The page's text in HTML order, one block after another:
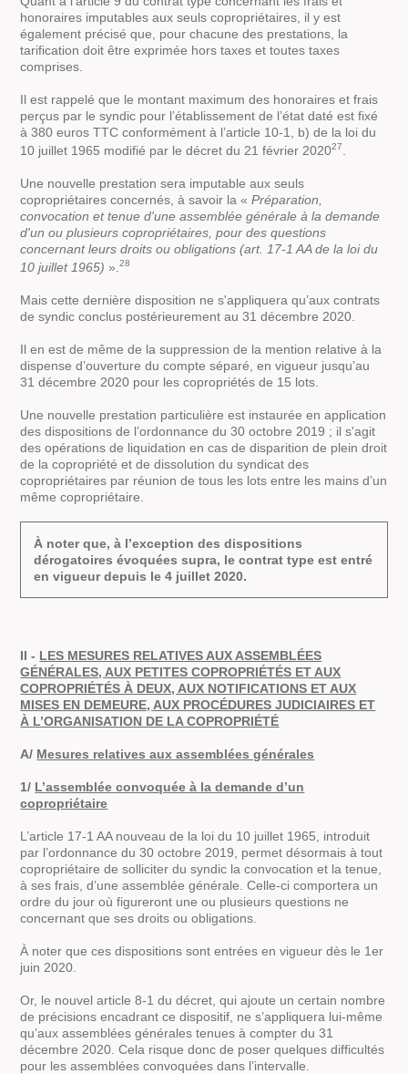
honoraires imputables aux seuls copropriétaires, il y est
également précisé que, pour chacune des prestations, la
tarification doit être exprimée hors taxes et toutes taxes
comprises.
Il est rappelé que le montant maximum des honoraires et frais
perçus par le syndic pour l’établissement de l’état daté est fixé
à 380 euros TTC conformément à l’article 10-1, b) de la loi du
10 juillet 1965 modifié par le décret du 21 février 202027
Une nouvelle prestation sera imputable aux seuls
copropriétaires concernés, à savoir la «Préparation,
convocation et tenue d'une assemblée générale à la demande
d'un ou plusieurs copropriétaires, pour des questions
concernant leurs droits ou obligations (art. 17-1 AA de la loi du
10 juillet 1965) ».28
Mais cette dernière disposition ne s'appliquera qu’aux contrats
de syndic conclus postérieurement au 31 décembre 2020.
Il en est de même de la suppression de la mention relative à la
dispense d’ouverture du compte séparé, en vigueur jusqu’au
31 décembre 2020 pour les copropriétés de 15 lots.
Une nouvelle prestation particulière est instaurée en application
des dispositions de l’ordonnance du 30 octobre 2019 ; il s'agit
des opérations de liquidation en cas de disparition de plein droit
de la copropriété et de dissolution du syndicat des
copropriétaires par réunion de tous les lots entre les mains d’un
même copropriétaire.
À noter que, à l’exception des dispositions
dérogatoires évoquées supra, le contrat type est entré
en vigueur depuis le 4 juillet 2020.
II - LES MESURES RELATIVES AUX ASSEMBLÉES
GÉNÉRALES, AUX PETITES COPROPRIÉTÉS ET AUX
COPROPRIÉTÉS À DEUX, AUX NOTIFICATIONS ET AUX
MISES EN DEMEURE, AUX PROCÉDURES JUDICIAIRES ET
À L’ORGANISATION DE LA COPROPRIÉTÉ
A/ Mesures relatives aux assemblées générales
1/ L’assemblée convoquée à la demande d’un
copropriétaire
L’article 17-1 AA nouveau de la loi du 10 juillet 1965, introduit
par l’ordonnance du 30 octobre 2019, permet désormais à tout
copropriétaire de solliciter du syndic la convocation et la tenue,
à ses frais, d’une assemblée générale. Celle-ci comportera un
ordre du jour où figureront une ou plusieurs questions ne
concernant que ses droits ou obligations.
À noter que ces dispositions sont entrées en vigueur dès le 1er
juin 2020.
Or, le nouvel article 8-1 du décret, qui ajoute un certain nombre
de précisions encadrant ce dispositif, ne s’appliquera lui-même
qu’aux assemblées générales tenues à compter du 31
décembre 2020. Cela risque donc de poser quelques difficultés
pour les assemblées convoquées dans l’intervalle.